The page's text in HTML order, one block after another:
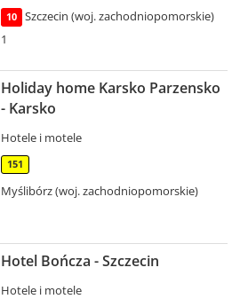
10
Szczecin (woj. zachodniopomorskie)
1
Holiday home Karsko Parzensko
- Karsko
Hotele i motele
151
Myślibórz (woj. zachodniopomorskie)
Hotel Bończa - Szczecin
Hotele i motele